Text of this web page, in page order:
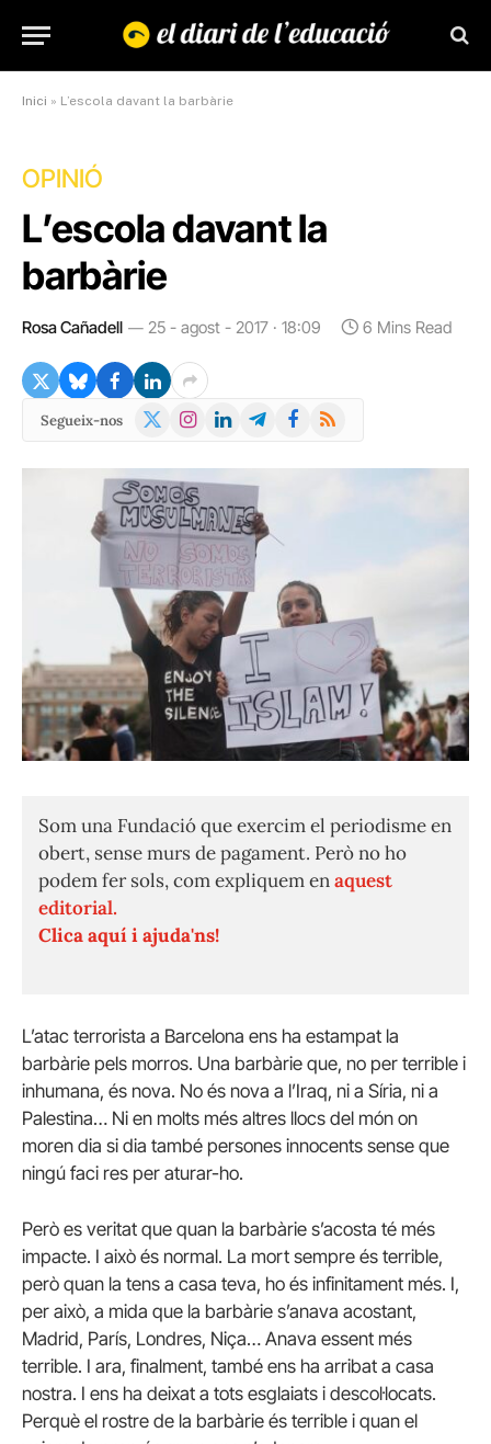
Inici » L’escola davant la barbàrie
OPINIÓ
L’escola davant la
barbàrie
Rosa Cañadell 25 - agost - 2017 · 18:09 6 Mins Read
Segueix-nos
X
Instagram
LinkedInTelegramFacebook
RSS
Som una Fundació que exercim el periodisme en
obert, sense murs de pagament. Però no ho
podem fer sols, com expliquem enaquest
editorial.
Clica aquí i ajuda'ns!
L’atac terrorista a Barcelona ens ha estampat la
barbàrie pels morros. Una barbàrie que, no per terrible i
inhumana, és nova. No és nova a l’Iraq, ni a Síria, ni a
Palestina… Ni en molts més altres llocs del món on
moren dia si dia també persones innocents sense que
ningú faci res per aturar-ho.
Però es veritat que quan la barbàrie s’acosta té més
impacte. I això és normal. La mort sempre és terrible,
però quan la tens a casa teva, ho és infinitament més. I,
per això, a mida que la barbàrie s’anava acostant,
Madrid, París, Londres, Niça… Anava essent més
terrible. I ara, finalment, també ens ha arribat a casa
nostra. I ens ha deixat a tots esglaiats i descol·locats.
Perquè el rostre de la barbàrie és terrible i quan el